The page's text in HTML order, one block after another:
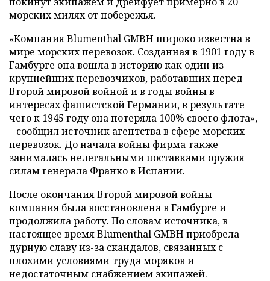
морских милях от побережья.
«Компания Blumenthal GMBH широко известна в
мире морских перевозок. Созданная в 1901 году в
Гамбурге она вошла в историю как один из
крупнейших перевозчиков, работавших перед
Второй мировой войной и в годы войны в
интересах фашистской Германии, в результате
чего к 1945 году она потеряла 100% своего флота»,
– сообщил источник агентства в сфере морских
перевозок. До начала войны фирма также
занималась нелегальными поставками оружия
силам генерала Франко в Испании.
После окончания Второй мировой войны
компания была восстановлена в Гамбурге и
продолжила работу. По словам источника, в
настоящее время Blumenthal GMBH приобрела
дурную славу из-за скандалов, связанных с
плохими условиями труда моряков и
недостаточным снабжением экипажей.